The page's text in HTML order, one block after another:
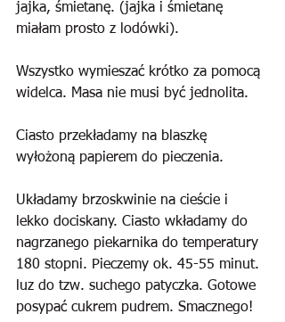
jajka, śmietanę. (jajka i śmietanę
miałam prosto z lodówki).
Wszystko wymieszać krótko za pomocą
widelca. Masa nie musi być jednolita.
Ciasto przekładamy na blaszkę
wyłożoną papierem do pieczenia.
Układamy brzoskwinie na cieście i
lekko dociskany. Ciasto wkładamy do
nagrzanego piekarnika do temperatury
180 stopni. Pieczemy ok. 45-55 minut.
luz do tzw. suchego patyczka. Gotowe
posypać cukrem pudrem. Smacznego!